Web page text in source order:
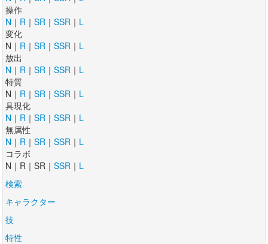
操作
N ｜ R ｜ SR ｜ SSR ｜ L
変化
N｜ R ｜ SR ｜ SSR ｜ L
放出
N ｜ R ｜ SR ｜ SSR ｜ L
特質
N｜ R ｜ SR ｜ SSR ｜ L
具現化
N ｜ R ｜ SR ｜ SSR ｜ L
無属性
N ｜ R ｜ SR ｜ SSR ｜ L
コラボ
N｜R｜SR｜ SSR ｜ L
検索
キャラクター
技
特性